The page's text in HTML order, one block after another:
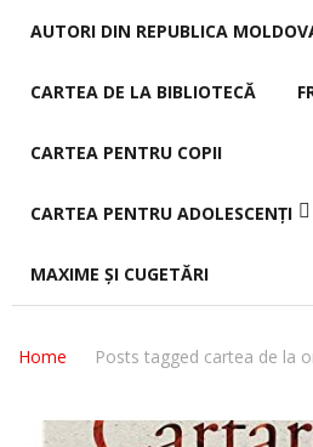
AUTORI DIN REPUBLICA
CARTEA DE LA BIBLIOTECĂ
CARTEA PENTRU COPII
CARTEA PENTRU ADOLESCENȚI
MAXIME ȘI CUGETĂRI
Home Posts tagged cartea de la